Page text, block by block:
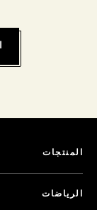
المنتجات
الرياضات